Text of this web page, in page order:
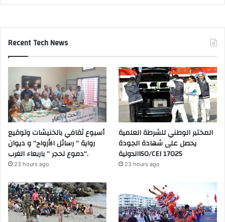
Recent Tech News
أسبوع ثقافي بالخنيشات وتوقيع
رواية ” رسائل الأرواح” و ديوان
“دموع لحجر ” باربعاء الغرب.
23 hours ago
المختبر الوطني للشرطة العلمية
يحصل على شهادة الجودة
الدوليةISO/CEI 17025
23 hours ago